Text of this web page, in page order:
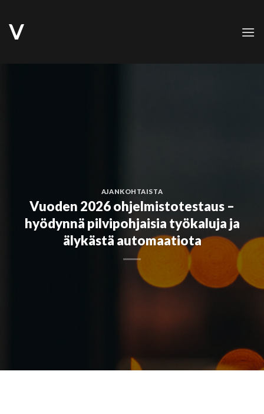
to
content
AJANKOHTAISTA
Vuoden 2026 ohjelmistotestaus –
hyödynnä pilvipohjaisia työkaluja ja
älykästä automaatiota